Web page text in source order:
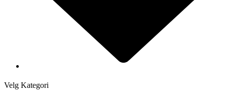
Velg Kategori